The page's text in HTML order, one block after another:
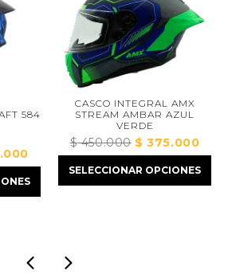
584
El
precio
actual
CASCO INTEGRAL AMX
STREAM AMBAR AZUL
VERDE
450.000El
precio
original
$ 375.000El
precio
actual
SELECCIONAR OPCIONES